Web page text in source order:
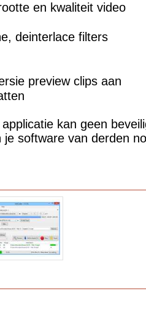
en kwaliteit video
deinterlace filters
preview clips aan
kan geen
je software van derden